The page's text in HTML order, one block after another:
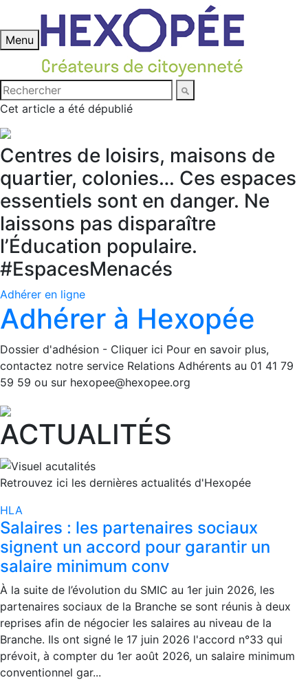
Menu
Cet article a été dépublié
Centres de loisirs, maisons de
quartier, colonies… Ces espaces
essentiels sont en danger. Ne
laissons pas disparaître
l’Éducation populaire.
#EspacesMenacés
Adhérer en ligne
Adhérer à Hexopée
Dossier d'adhésion - Cliquer ici Pour en savoir plus,
contactez notre service Relations Adhérents au 01 41 79
59 59 ou sur hexopee@hexopee.org
ACTUALITÉS
Retrouvez ici les dernières actualités d'Hexopée
HLA
Salaires : les partenaires sociaux
signent un accord pour garantir un
salaire minimum conv
À la suite de l’évolution du SMIC au 1er juin 2026, les
partenaires sociaux de la Branche se sont réunis à deux
reprises afin de négocier les salaires au niveau de la
Branche. Ils ont signé le 17 juin 2026 l'accord n°33 qui
prévoit, à compter du 1er août 2026, un salaire minimum
conventionnel gar...